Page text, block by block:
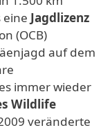
eine Jagdlizenz
(OCB)
auf dem
immer wieder
Wildlife
veränderte